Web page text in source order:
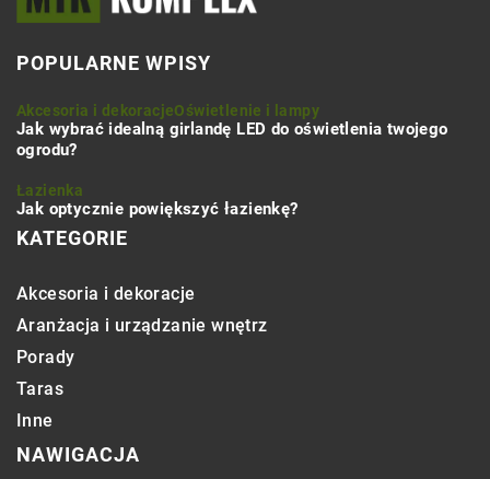
POPULARNE WPISY
Akcesoria i dekoracjeOświetlenie i lampy
Jak wybrać idealną girlandę LED do oświetlenia twojego
ogrodu?
Łazienka
Jak optycznie powiększyć łazienkę?
KATEGORIE
Akcesoria i dekoracje
Aranżacja i urządzanie wnętrz
Porady
Taras
Inne
NAWIGACJA